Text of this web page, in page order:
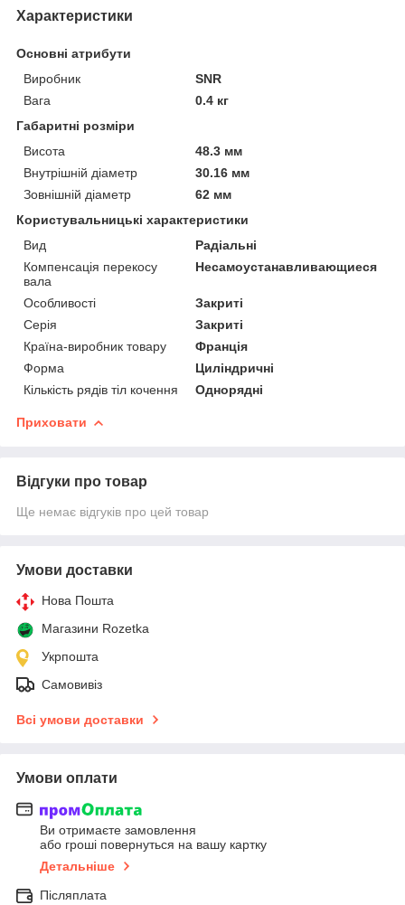
Характеристики
Основні атрибути
Виробник
SNR
Вага
0.4 кг
Габаритні розміри
Висота
48.3 мм
Внутрішній діаметр
30.16 мм
Зовнішній діаметр
62 мм
Користувальницькі характеристики
Вид
Радіальні
Компенсація перекосу
вала
Несамоустанавливающиеся
Особливості
Закриті
Серія
Закриті
Країна-виробник товару
Франція
Форма
Циліндричні
Кількість рядів тіл кочення
Однорядні
Приховати
Відгуки про товар
Ще немає відгуків про цей товар
Умови доставки
Нова Пошта
Магазини Rozetka
Укрпошта
Самовивіз
Всі умови доставки
Умови оплати
Ви отримаєте замовлення
або гроші повернуться на вашу картку
Детальніше
Післяплата